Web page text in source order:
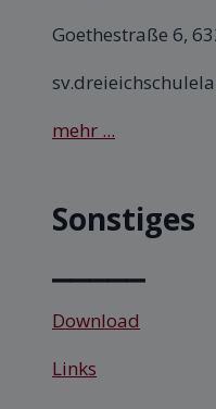
Goethestraße 6,
mehr ...
Sonstiges
Download
Links